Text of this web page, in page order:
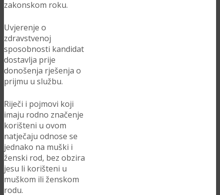
zakonskom roku.
Uvjerenje o
zdravstvenoj
sposobnosti kandidat
dostavlja prije
donošenja rješenja o
prijmu u službu.
Riječi i pojmovi koji
imaju rodno značenje
korišteni u ovom
natječaju odnose se
jednako na muški i
ženski rod, bez obzira
jesu li korišteni u
muškom ili ženskom
rodu.